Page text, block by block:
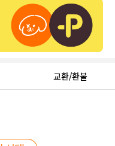
교환/환불